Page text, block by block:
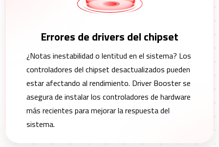
Errores de drivers del chipset
¿Notas inestabilidad o lentitud en el sistema? Los
controladores del chipset desactualizados pueden
estar afectando al rendimiento. Driver Booster se
asegura de instalar los controladores de hardware
más recientes para mejorar la respuesta del
sistema.